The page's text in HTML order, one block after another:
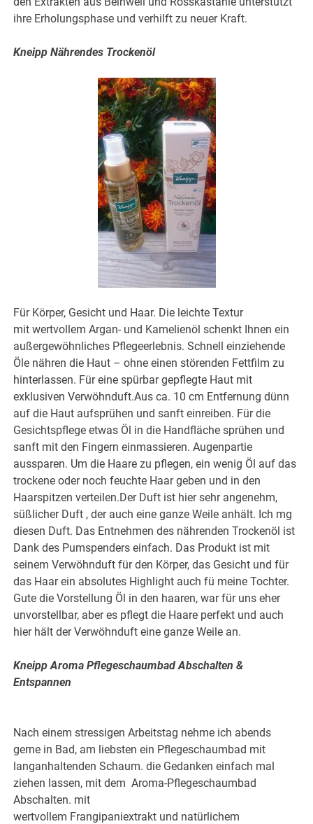
ihre Erholungsphase und verhilft zu neuer Kraft.
Kneipp Nährendes Trockenöl
Für Körper, Gesicht und Haar. Die leichte Textur
mit wertvollem Argan- und Kamelienöl schenkt Ihnen ein
außergewöhnliches Pflegeerlebnis. Schnell einziehende
Öle nähren die Haut – ohne einen störenden Fettfilm zu
hinterlassen. Für eine spürbar gepflegte Haut mit
exklusiven Verwöhnduft.Aus ca. 10 cm Entfernung dünn
auf die Haut aufsprühen und sanft einreiben. Für die
Gesichtspflege etwas Öl in die Handfläche sprühen und
sanft mit den Fingern einmassieren. Augenpartie
aussparen. Um die Haare zu pflegen, ein wenig Öl auf das
trockene oder noch feuchte Haar geben und in den
Haarspitzen verteilen.Der Duft ist hier sehr angenehm,
süßlicher Duft , der auch eine ganze Weile anhält. Ich mg
diesen Duft. Das Entnehmen des nährenden Trockenöl ist
Dank des Pumspenders einfach. Das Produkt ist mit
seinem Verwöhnduft für den Körper, das Gesicht und für
das Haar ein absolutes Highlight auch fü meine Tochter.
Gute die Vorstellung Öl in den haaren, war für uns eher
unvorstellbar, aber es pflegt die Haare perfekt und auch
hier hält der Verwöhnduft eine ganze Weile an.
Kneipp Aroma Pflegeschaumbad Abschalten &
Entspannen
Nach einem stressigen Arbeitstag nehme ich abends
gerne in Bad, am liebsten ein Pflegeschaumbad mit
langanhaltenden Schaum. die Gedanken einfach mal
ziehen lassen, mit dem Aroma-Pflegeschaumbad
Abschalten. mit
wertvollem Frangipaniextrakt und natürlichem